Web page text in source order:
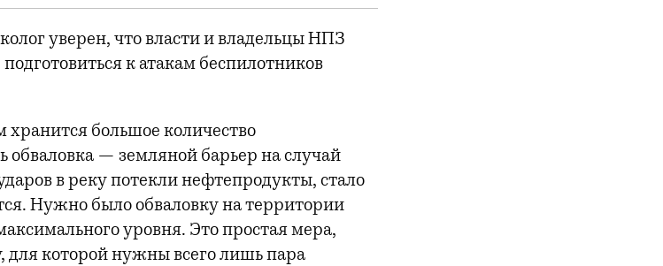
уверен, что власти и владельцы НПЗ
к атакам беспилотников
хранится большое количество
— земляной барьер на случай
в реку потекли нефтепродукты, стало
Нужно было обваловку на территории
уровня. Это простая мера,
для которой нужны всего лишь пара